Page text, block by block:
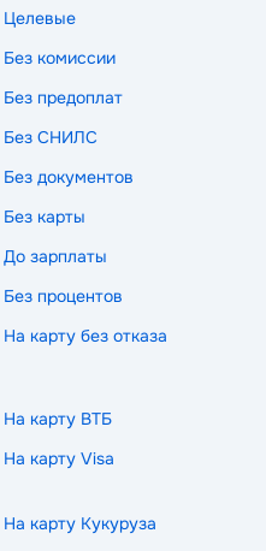
Целевые
Без комиссии
Без предоплат
Без СНИЛС
Без документов
Без карты
До зарплаты
Без процентов
На карту без отказа
На карту ВТБ
На карту Visa
На карту Кукуруза